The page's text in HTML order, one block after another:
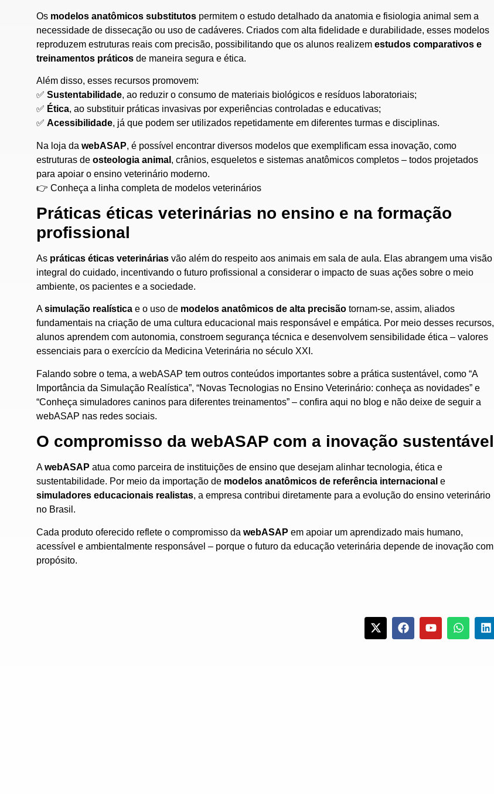
Os modelos anatômicos substitutos permitem o estudo detalhado da anatomia e fisiologia animal sem a
necessidade de dissecação ou uso de cadáveres. Criados com alta fidelidade e durabilidade, esses modelos
reproduzem estruturas reais com precisão, possibilitando que os alunos realizem estudos comparativos e
treinamentos práticos de maneira segura e ética.
Além disso, esses recursos promovem:
✅ Sustentabilidade, ao reduzir o consumo de materiais biológicos e resíduos laboratoriais;
✅ Ética, ao substituir práticas invasivas por experiências controladas e educativas;
✅ Acessibilidade, já que podem ser utilizados repetidamente em diferentes turmas e disciplinas.
Na loja da webASAP, é possível encontrar diversos modelos que exemplificam essa inovação, como
estruturas de osteologia animal , crânios, esqueletos e sistemas anatômicos completos – todos projetados
para apoiar o ensino veterinário moderno.
👉 Conheça a linha completa de modelos veterinários
Práticas éticas veterinárias no ensino e na formação
profissional
As práticas éticas veterinárias vão além do respeito aos animais em sala de aula. Elas abrangem uma visão
integral do cuidado, incentivando o futuro profissional a considerar o impacto de suas ações sobre o meio
ambiente, os pacientes e a sociedade.
Asimulação realística e o uso de modelos anatômicos de alta precisão tornam-se, assim, aliados
fundamentais na criação de uma cultura educacional mais responsável e empática. Por meio desses recursos,
alunos aprendem com autonomia, constroem segurança técnica e desenvolvem sensibilidade ética – valores
essenciais para o exercício da Medicina Veterinária no século XXI.
Falando sobre o tema, a webASAP tem outros conteúdos importantes sobre a prática sustentável, como “A
Importância da Simulação Realística”, “Novas Tecnologias no Ensino Veterinário: conheça as novidades” e
“Conheça simuladores caninos para diferentes treinamentos” – confira aqui no blog e não deixe de seguir a
webASAP nas redes sociais.
O compromisso da webASAP com a inovação sustentável
AwebASAP atua como parceira de instituições de ensino que desejam alinhar tecnologia, ética e
sustentabilidade. Por meio da importação de modelos anatômicos de referência internacional e
simuladores educacionais realistas, a empresa contribui diretamente para a evolução do ensino veterinário
no Brasil.
Cada produto oferecido reflete o compromisso da webASAP em apoiar um aprendizado mais humano,
acessível e ambientalmente responsável – porque o futuro da educação veterinária depende de inovação com
propósito.